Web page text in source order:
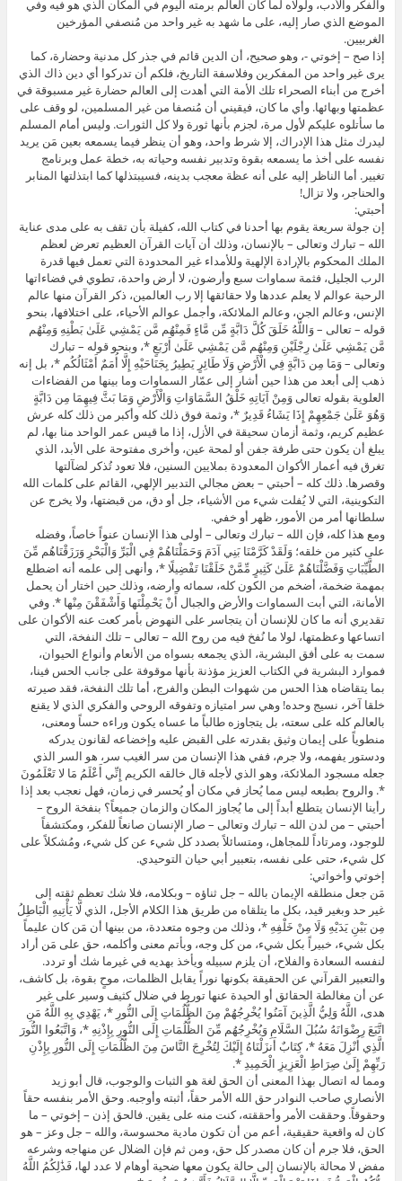
والفكر والأدب، ولولاه لما كان العالم برمته اليوم في المكان الذي هو فيه وفي
الموضع الذي صار إليه، على ما شهد به غير واحد من مُنصفي المؤرخين
الغربيين.
إذا صح – إخوتي -، وهو صحيح، أن الدين قائم في جذر كل مدنية وحضارة، كما
يرى غير واحد من المفكرين وفلاسفة التاريخ، فلكم أن تدركوا أي دين ذاك الذي
أخرج من أبناء الصحراء تلك الأمة التي أهدت إلى العالم حضارة غير مسبوقة في
عظمتها وبهائها. وأي ما كان، فيقيني أن مُنصفا من غير المسلمين، لو وقف على
ما سأتلوه عليكم لأول مرة، لجزم بأنها ثورة ولا كل الثورات. وليس أمام المسلم
ليدرك مثل هذا الإدراك، إلا شرط واحد، وهو أن ينظر فيما يسمعه بعين مَن يريد
نفسه على أخذ ما يسمعه بقوة وتدبير نفسه وحياته به، خطة عمل وبرنامج
تغيير. أما الناظر إليه على أنه عظة معجب بدينه، فسيبتذلها كما ابتذلتها المنابر
والحناجر، ولا تزال!
أحبتي:
إن جولة سريعة يقوم بها أحدنا في كتاب الله، كفيلة بأن تقف به على مدى عناية
الله – تبارك وتعالى – بالإنسان، وذلك أن آيات القرآن العظيم تعرض لعظم
الملك المحكوم بالإرادة الإلهية وللأمداء غير المحدودة التي تعمل فيها قدرة
الرب الجليل، فثمة سماوات سبع وأرضون، لا أرض واحدة، تطوي في فضاءاتها
الرحبة عوالم لا يعلم عددها ولا حقائقها إلا رب العالمين، ذكر القرآن منها عالم
الإنس، وعالم الجن، وعالم الملائكة، وأجمل عوالم الأحياء، على اختلافها، بنحو
قوله – تعالى – وَاللَّهُ خَلَقَ كُلَّ دَابَّةٍ مِّن مَّاءٍ فَمِنْهُم مَّن يَمْشِي عَلَىٰ بَطْنِهِ وَمِنْهُم
مَّن يَمْشِي عَلَىٰ رِجْلَيْنِ وَمِنْهُم مَّن يَمْشِي عَلَىٰ أَرْبَعٍ *، وبنحو قوله – تبارك
وتعالى – وَمَا مِن دَابَّةٍ فِي الْأَرْضِ وَلَا طَائِرٍ يَطِيرُ بِجَنَاحَيْهِ إِلَّا أُمَمٌ أَمْثَالُكُم *، بل إنه
ذهب إلى أبعد من هذا حين أشار إلى عمّار السماوات وما بينها من الفضاءات
العلوية بقوله تعالى وَمِنْ آيَاتِهِ خَلْقُ السَّمَاوَاتِ وَالْأَرْضِ وَمَا بَثَّ فِيهِمَا مِن دَابَّةٍ
وَهُوَ عَلَىٰ جَمْعِهِمْ إِذَا يَشَاءُ قَدِيرٌ *، وثمة فوق ذلك كله وأكبر من ذلك كله عرش
عظيم كريم، وثمة أزمان سحيقة في الأزل، إذا ما قيس عمر الواحد منا بها، لم
يبلغ أن يكون حتى طرفة جفن أو لمحة عين، وأخرى مفتوحة على الأبد، الذي
تغرق فيه أعمار الأكوان المعدودة بملايين السنين، فلا تعود تُذكر لضآلتها
وقصرها. ذلك كله – أحبتي – بعض مجالي التدبير الإلهي، القائم على كلمات الله
التكوينية، التي لا يُفلت شيء من الأشياء، جل أو دق، من قبضتها، ولا يخرج عن
سلطانها أمر من الأمور، ظهر أو خفي.
ومع هذا كله، فإن الله – تبارك وتعالى – أولى هذا الإنسان عنواً خاصاً، وفضله
على كثير من خلقه؛ وَلَقَدْ كَرَّمْنَا بَنِي آدَمَ وَحَمَلْنَاهُمْ فِي الْبَرِّ وَالْبَحْرِ وَرَزَقْنَاهُم مِّنَ
الطَّيِّبَاتِ وَفَضَّلْنَاهُمْ عَلَىٰ كَثِيرٍ مِّمَّنْ خَلَقْنَا تَفْضِيلًا *، وأنهى إلى علمه أنه اضطلع
بمهمة ضخمة، أضخم من الكون كله، سمائه وأرضه، وذلك حين اختار أن يحمل
الأمانة، التي أبت السماوات والأرض والجبال أَنْ يَحْمِلْنَها وَأَشْفَقْنَ مِنْها *. وفي
تقديري أنه ما كان للإنسان أن يتجاسر على النهوض بأمر كعت عنه الأكوان على
اتساعها وعظمتها، لولا ما نُفخ فيه من روح الله – تعالى – تلك النفخة، التي
سمت به على أفق البشرية، الذي يجمعه بسواه من الأنعام وأنواع الحيوان،
فموارد البشرية في الكتاب العزيز مؤذنة بأنها موقوفة على جانب الحس فينا،
بما يتقاضاه هذا الحس من شهوات البطن والفرج، أما تلك النفخة، فقد صيرته
خلقا آخر، نسيج وحده! وهي سر امتيازه وتفوقه الروحي والفكري الذي لا يقنع
بالعالم كله على سعته، بل يتجاوزه طالباً ما عساه يكون وراءه حساً ومعنى،
منطوياً على إيمان وثيق بقدرته على القبض عليه وإخضاعه لقانون يدركه
ودستور يفهمه، ولا جرم، ففي هذا الإنسان من سر الغيب سر، هو السر الذي
جعله مسجود الملائكة، وهو الذي لأجله قال خالقه الكريم إِنِّي أَعْلَمُ مَا لا تَعْلَمُونَ
*. والروح بطبعه ليس مما يُحاز في مكان أو يُحسر في زمان، فهل نعجب بعد إذا
رأينا الإنسان يتطلع أبداً إلى ما يُجاوز المكان والزمان جميعاً؟ بنفخة الروح –
أحبتي – من لدن الله – تبارك وتعالى – صار الإنسان صانعاً للفكر، ومكتشفاً
للوجود، ومرتاداً للمجاهل، ومتسائلاً بصدد كل شيء عن كل شيء، ومُشكلاً على
كل شيء، حتى على نفسه، بتعبير أبي حيان التوحيدي.
إخوتي وأخواتي:
مَن جعل منطلقه الإيمان بالله – جل ثناؤه – وبكلامه، فلا شك تعظم ثقته إلى
غير حد وبغير قيد، بكل ما يتلقاه من طريق هذا الكلام الأجل، الذي لَّا يَأْتِيهِ الْبَاطِلُ
مِن بَيْنِ يَدَيْهِ وَلَا مِنْ خَلْفِهِ *، وذلك من وجوه متعددة، من بينها أن مَن كان عليماً
بكل شيء، خبيراً بكل شيء، من كل وجه، وبأتم معنى وأكلمه، حق على مَن أراد
لنفسه السعادة والفلاح، أن يلزم سبيله ويأخذ بهديه في غيرما شك أو تردد.
والتعبير القرآني عن الحقيقة بكونها نوراً يقابل الظلمات، موحٍ بقوة، بل كاشف،
عن أن مغالطة الحقائق أو الحيدة عنها تورط في ضلال كثيف وسير على غير
هدى، اللَّهُ وَلِيُّ الَّذِينَ آمَنُوا يُخْرِجُهُمْ مِنَ الظُّلُمَاتِ إِلَى النُّورِ *، يَهْدِي بِهِ اللَّهُ مَنِ
اتَّبَعَ رِضْوَانَهُ سُبُلَ السَّلَامِ وَيُخْرِجُهُم مِّنَ الظُّلُمَاتِ إِلَى النُّورِ بِإِذْنِهِ *، وَاتَّبَعُوا النُّورَ
الَّذِي أُنْزِلَ مَعَهُ *، كِتَابٌ أَنزَلْنَاهُ إِلَيْكَ لِتُخْرِجَ النَّاسَ مِنَ الظُّلُمَاتِ إِلَى النُّورِ بِإِذْنِ
رَبِّهِمْ إِلَىٰ صِرَاطِ الْعَزِيزِ الْحَمِيدِ *.
ومما له اتصال بهذا المعنى أن الحق لغة هو الثبات والوجوب، قال أبو زيد
الأنصاري صاحب النوادر حق الله الأمر حقاً، أثبته وأوجبه. وحق الأمر بنفسه حقاً
وحقوقاً. وحققت الأمر وأحققته، كنت منه على يقين. فالحق إذن – إخوتي – ما
كان له واقعية حقيقية، أعم من أن تكون مادية محسوسة، والله – جل وعز – هو
الحق، فلا جرم أن كان مصدر كل حق، ومن ثم فإن الضلال عن منهاجه وشرعه
مفض لا محالة بالإنسان إلى حالة يكون معها ضحية أوهام لا عدد لها، فَذَٰلِكُمُ اللَّهُ